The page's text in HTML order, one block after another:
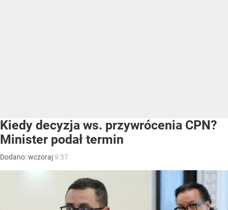
Kiedy decyzja ws. przywrócenia CPN?
Minister podał termin
Dodano:wczoraj9:37